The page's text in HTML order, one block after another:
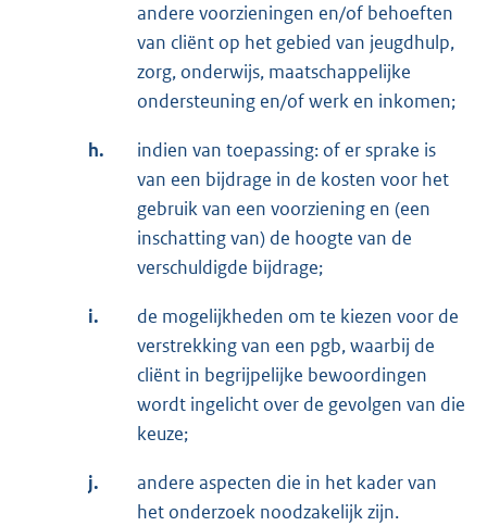
andere voorzieningen en/of behoeften
van cliënt op het gebied van jeugdhulp,
zorg, onderwijs, maatschappelijke
ondersteuning en/of werk en inkomen;
h.
indien van toepassing: of er sprake is
van een bijdrage in de kosten voor het
gebruik van een voorziening en (een
inschatting van) de hoogte van de
verschuldigde bijdrage;
i.
de mogelijkheden om te kiezen voor de
verstrekking van een pgb, waarbij de
cliënt in begrijpelijke bewoordingen
wordt ingelicht over de gevolgen van die
keuze;
j.
andere aspecten die in het kader van
het onderzoek noodzakelijk zijn.